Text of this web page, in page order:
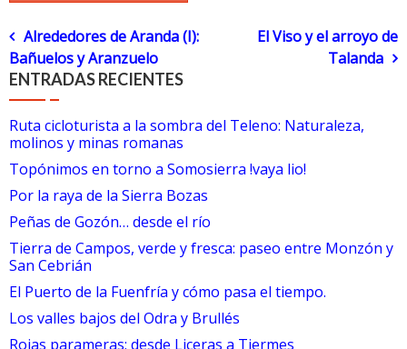
Navegación
de
entradas
Alrededores de Aranda (I):
Bañuelos y Aranzuelo
El Viso y el arroyo de
Talanda
ENTRADAS RECIENTES
Ruta cicloturista a la sombra del Teleno: Naturaleza,
molinos y minas romanas
Topónimos en torno a Somosierra !vaya lio!
Por la raya de la Sierra Bozas
Peñas de Gozón… desde el río
Tierra de Campos, verde y fresca: paseo entre Monzón y
San Cebrián
El Puerto de la Fuenfría y cómo pasa el tiempo.
Los valles bajos del Odra y Brullés
Rojas parameras; desde Liceras a Tiermes